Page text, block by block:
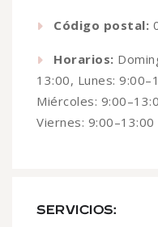
Código postal:
Horarios:
13:00, Lunes:
Miércoles:
Viernes: 9:00–13:00
SERVICIOS: